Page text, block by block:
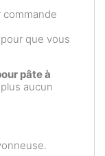
que vous
pâte à
aucun